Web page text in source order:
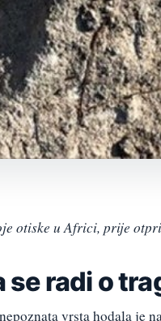
otiske u Africi, prije
se radi o
vrsta hodala je